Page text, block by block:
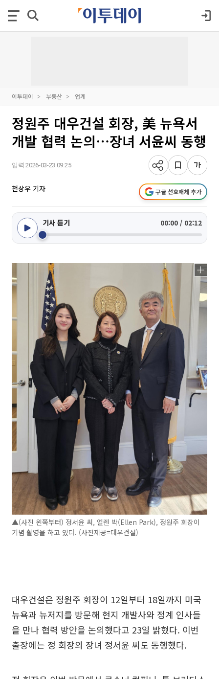
이투데이 부동산 업계
정원주 대우건설 회장, 美 뉴욕서
개발 협력 논의⋯장녀 서윤씨 동행
입력 2026-03-23 09:25
천상우 기자 구글 선호매체 추가
기사 듣기 00:00 / 02:12
▲(사진 왼쪽부터) 정서윤 씨, 엘렌 박(Ellen Park), 정원주 회장이
기념 촬영을 하고 있다. (사진제공=대우건설)
대우건설은 정원주 회장이 12일부터 18일까지 미국
뉴욕과 뉴저지를 방문해 현지 개발사와 정계 인사들
을 만나 협력 방안을 논의했다고 23일 밝혔다. 이번
출장에는 정 회장의 장녀 정서윤 씨도 동행했다.